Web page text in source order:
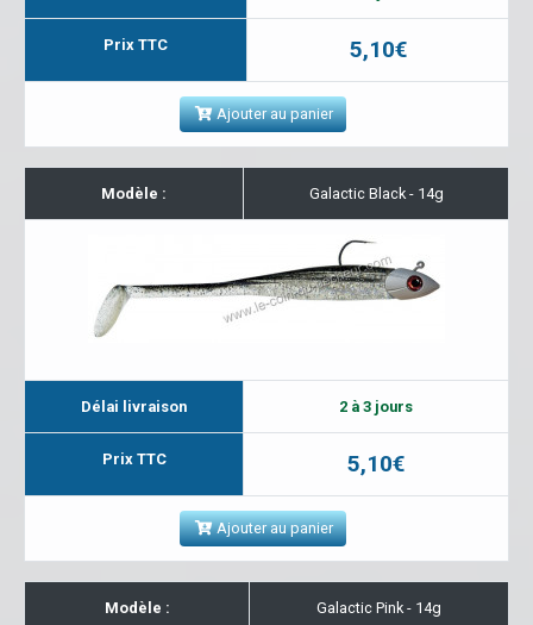
Prix TTC 5,10€
Ajouter au panier
Modèle : Galactic Black - 14g
Délai livraison 2 à 3 jours
Prix TTC 5,10€
Ajouter au panier
Modèle : Galactic Pink - 14g